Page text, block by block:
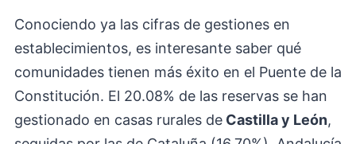
Conociendo ya las cifras de gestiones en
establecimientos, es interesante saber qué
comunidades tienen más éxito en el Puente de la
Constitución. El 20.08% de las reservas se han
gestionado en casas rurales de Castilla y León,